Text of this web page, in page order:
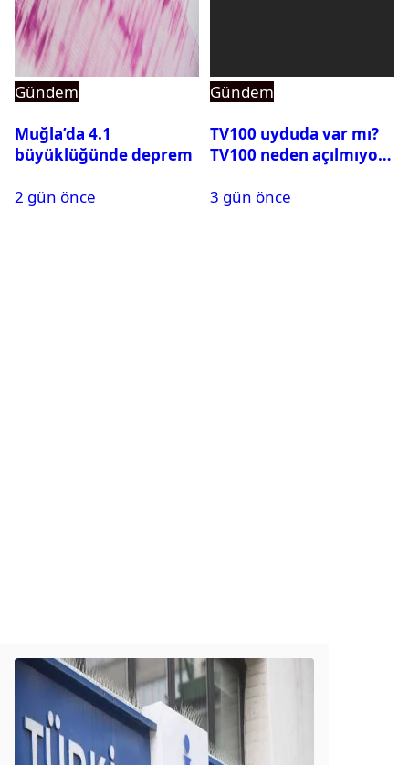
Gündem
Muğla’da 4.1
büyüklüğünde deprem
2 gün önce
Gündem
TV100 uyduda var mı?
TV100 neden açılmıyor?
3 gün önce